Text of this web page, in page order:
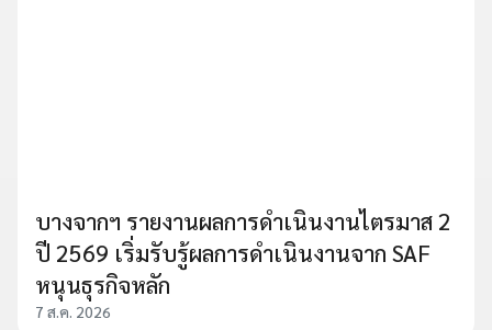
บางจากฯ รายงานผลการดำเนินงานไตรมาส 2
ปี 2569 เริ่มรับรู้ผลการดำเนินงานจาก SAF
หนุนธุรกิจหลัก
7 ส.ค. 2026